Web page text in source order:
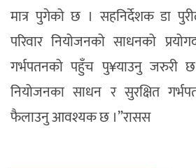
मात्र पुगेको छ । सहनिर्देशक डा
परिवार नियोजनको साधनको
गर्भपतनको पहुँच पु¥याउनु जरुरी छ
नियोजनका साधन र सुरक्षित
फैलाउनु आवश्यक छ ।”रासस